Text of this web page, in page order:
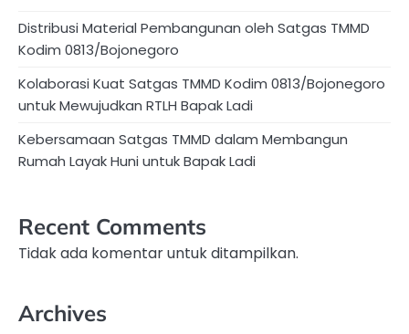
Distribusi Material Pembangunan oleh Satgas TMMD
Kodim 0813/Bojonegoro
Kolaborasi Kuat Satgas TMMD Kodim 0813/Bojonegoro
untuk Mewujudkan RTLH Bapak Ladi
Kebersamaan Satgas TMMD dalam Membangun
Rumah Layak Huni untuk Bapak Ladi
Recent Comments
Tidak ada komentar untuk ditampilkan.
Archives